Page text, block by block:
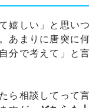
嬉しい」と思い
あまりに唐突に
分で考えて」と
ら相談してって